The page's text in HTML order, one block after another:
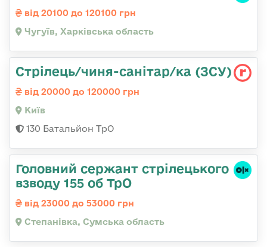
від 20100 до 120100 грн
Чугуїв, Харківська область
Стрілець/чиня-санітар/ка (ЗСУ)
від 20000 до 120000 грн
Київ
130 Батальйон ТрО
Головний сержант стрілецького
взводу 155 об ТрО
від 23000 до 53000 грн
Степанівка, Сумська область